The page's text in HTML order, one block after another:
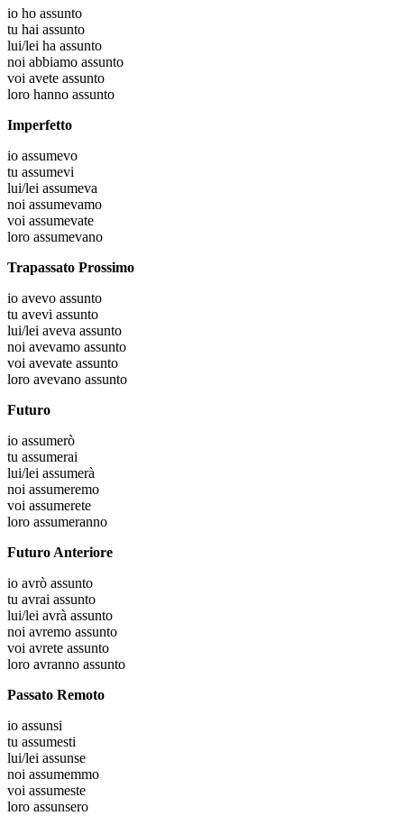
io ho assunto
tu hai assunto
lui/lei ha assunto
noi abbiamo assunto
voi avete assunto
loro hanno assunto
Imperfetto
io assumevo
tu assumevi
lui/lei assumeva
noi assumevamo
voi assumevate
loro assumevano
Trapassato Prossimo
io avevo assunto
tu avevi assunto
lui/lei aveva assunto
noi avevamo assunto
voi avevate assunto
loro avevano assunto
Futuro
io assumerò
tu assumerai
lui/lei assumerà
noi assumeremo
voi assumerete
loro assumeranno
Futuro Anteriore
io avrò assunto
tu avrai assunto
lui/lei avrà assunto
noi avremo assunto
voi avrete assunto
loro avranno assunto
Passato Remoto
io assunsi
tu assumesti
lui/lei assunse
noi assumemmo
voi assumeste
loro assunsero